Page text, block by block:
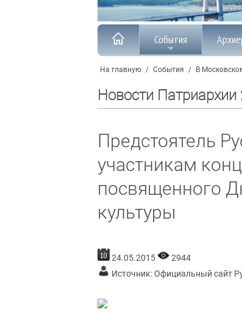
События
На главную / События / В
Новости Патриархии
Предстоятель
участникам
посвященного
культуры
24.05.2015
2944
Источник:Официальный сайт